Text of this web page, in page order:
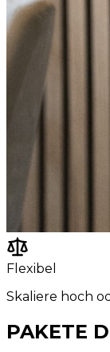
Flexibel
Skaliere hoch
PAKETE